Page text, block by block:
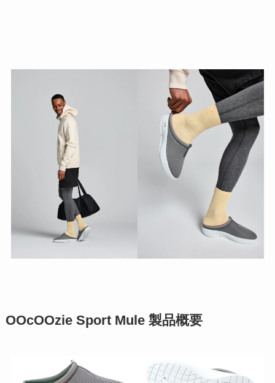
OOcOOzie Sport Mule 製品概要